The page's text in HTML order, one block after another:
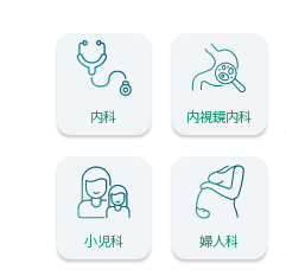
内科 内視鏡内科
小児科 婦人科